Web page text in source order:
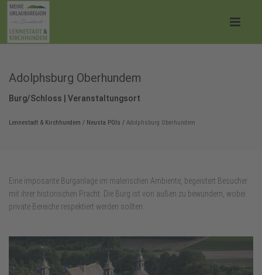
Adolphsburg Oberhundem
Burg/Schloss | Veranstaltungsort
Lennestadt & Kirchhundem / Neusta POIs / Adolphsburg Oberhundem
Eine imposante Burganlage im malerischen Ambiente, begeistert Besucher
mit ihrer historischen Pracht. Die Burg ist von außen zu bewundern, wobei
private Bereiche respektiert werden sollten.